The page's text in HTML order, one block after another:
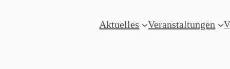
Aktuelles Veranstaltungen